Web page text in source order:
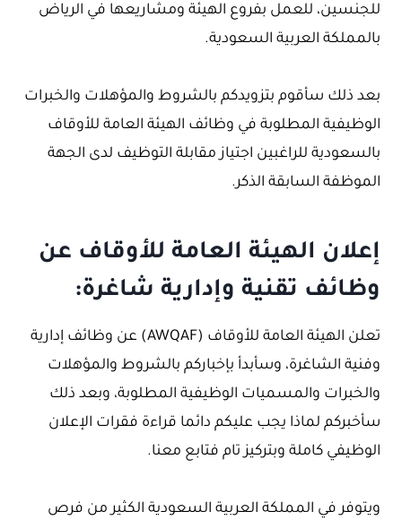
للجنسين، للعمل بفروع الهيئة ومشاريعها في الرياض
بالمملكة العربية السعودية.
بعد ذلك سأقوم بتزويدكم بالشروط والمؤهلات والخبرات
الوظيفية المطلوبة في وظائف الهيئة العامة للأوقاف
بالسعودية للراغبين اجتياز مقابلة التوظيف لدى الجهة
الموظفة السابقة الذكر.
إعلان الهيئة العامة للأوقاف عن
وظائف تقنية وإدارية شاغرة:
تعلن الهيئة العامة للأوقاف (AWQAF) عن وظائف إدارية
وفنية الشاغرة، وسأبدأ بإخباركم بالشروط والمؤهلات
والخبرات والمسميات الوظيفية المطلوبة، وبعد ذلك
سأخبركم لماذا يجب عليكم دائما قراءة فقرات الإعلان
الوظيفي كاملة وبتركيز تام فتابع معنا.
ويتوفر في المملكة العربية السعودية الكثير من فرص